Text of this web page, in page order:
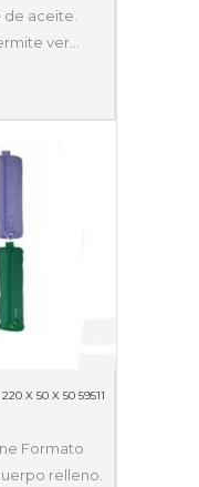
de aceite.
ver…
X 50 X 50 59511
Formato
relleno.